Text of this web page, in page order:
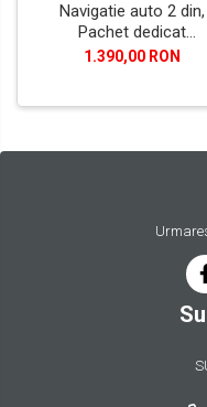
Navigatie auto 2 din,
Pachet dedicat
VW/SEAT/SKODA,
1.390,00 RON